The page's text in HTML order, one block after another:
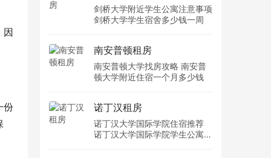
因
份
剑桥大学附近学生公寓注意事项
剑桥大学学生宿舍多少钱一周
南安普顿租房
南安普顿大学找房攻略 南安普
顿大学附近住宿一个月多少钱
诺丁汉租房
诺丁汉大学国际学院住宿推荐
诺丁汉大学国际学院学生公寓多